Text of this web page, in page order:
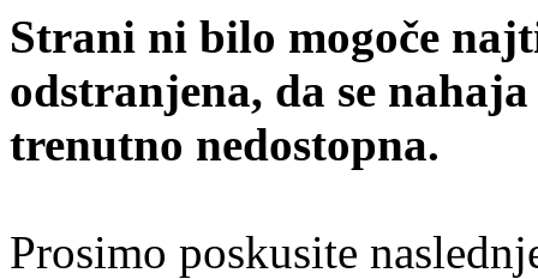
Strani ni bilo mogoče
odstranjena, da se
trenutno nedostopna.
Prosimo poskusite